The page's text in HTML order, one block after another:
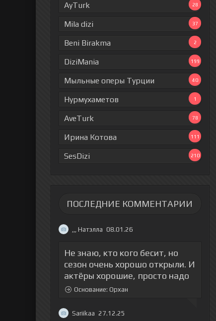
AyTurk 28
Mila dizi 37
Beni Birakma 2
DiziMania 199
Мыльные оперы Турции 40
Нурмухаметов 1
AveTurk 78
Ирина Котова 111
SesDizi 210
ПОСЛЕДНИЕ КОММЕНТАРИИ
,,, Натэлла 08.01.26
Не знаю, кто кого бесит, но
сезон очень хорошо открыли. И
актёры хорошие, просто надо
Основание: Орхан
Sariikaa 27.12.25